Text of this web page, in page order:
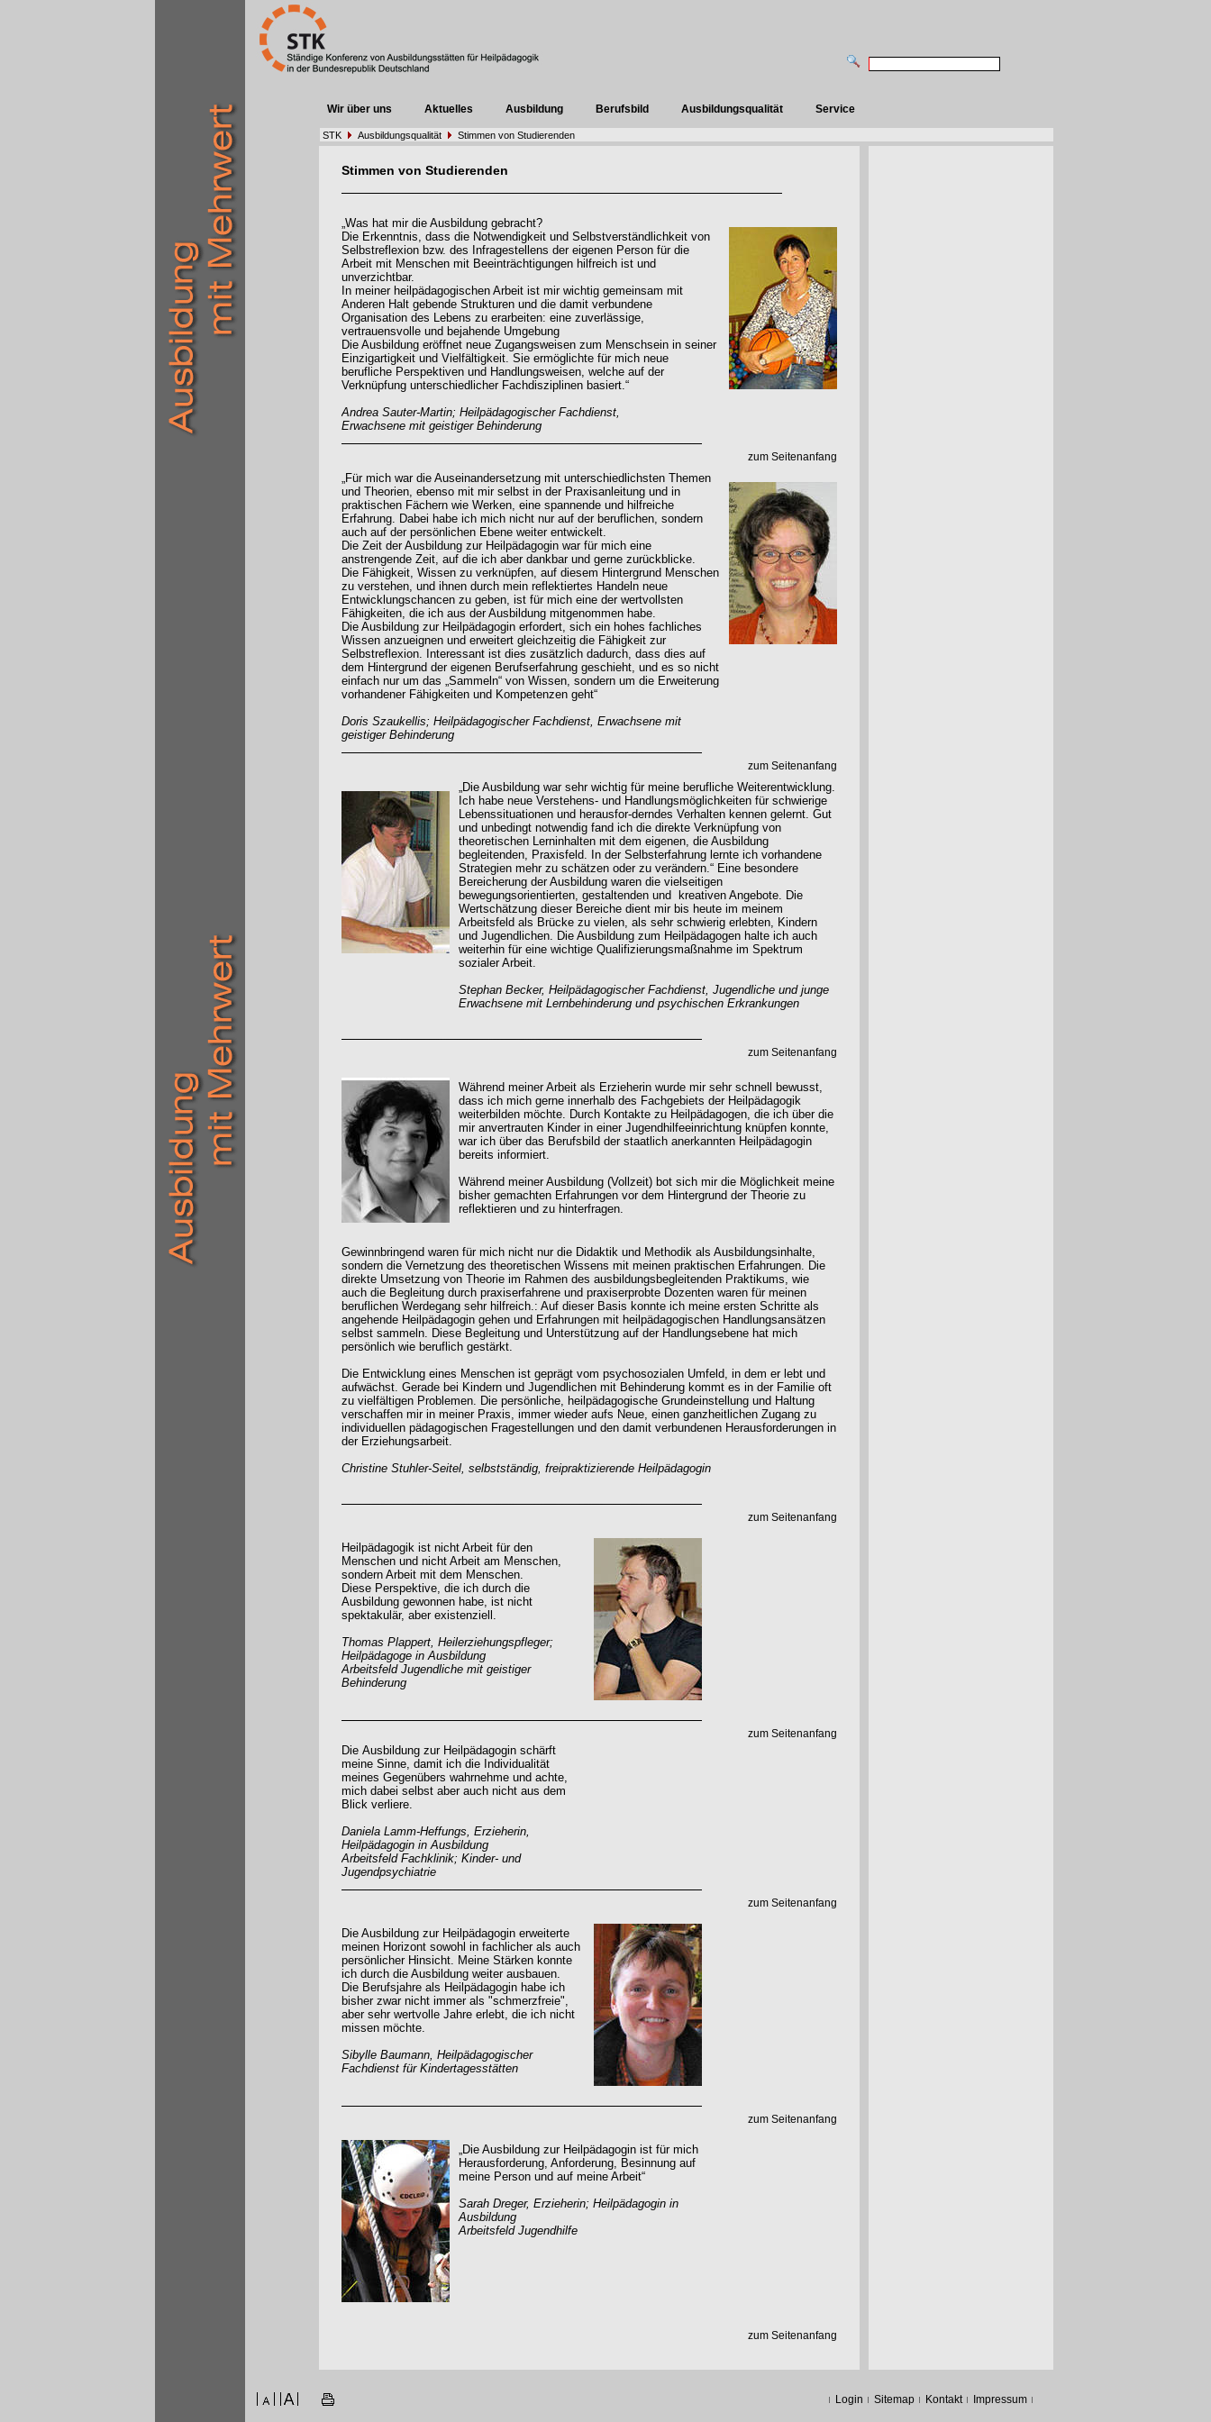
Wir über uns Aktuelles Ausbildung Berufsbild Ausbildungsqualität Service
STK Ausbildungsqualität Stimmen von Studierenden
Stimmen von Studierenden
„Was hat mir die Ausbildung gebracht?
Die Erkenntnis, dass die Notwendigkeit und Selbstverständlichkeit von
Selbstreflexion bzw. des Infragestellens der eigenen Person für die
Arbeit mit Menschen mit Beeinträchtigungen hilfreich ist und
unverzichtbar.
In meiner heilpädagogischen Arbeit ist mir wichtig gemeinsam mit
Anderen Halt gebende Strukturen und die damit verbundene
Organisation des Lebens zu erarbeiten: eine zuverlässige,
vertrauensvolle und bejahende Umgebung
Die Ausbildung eröffnet neue Zugangsweisen zum Menschsein in seiner
Einzigartigkeit und Vielfältigkeit. Sie ermöglichte für mich neue
berufliche Perspektiven und Handlungsweisen, welche auf der
Verknüpfung unterschiedlicher Fachdisziplinen basiert.“
Andrea Sauter-Martin; Heilpädagogischer Fachdienst,
Erwachsene mit geistiger Behinderung
zum Seitenanfang
„Für mich war die Auseinandersetzung mit unterschiedlichsten Themen
und Theorien, ebenso mit mir selbst in der Praxisanleitung und in
praktischen Fächern wie Werken, eine spannende und hilfreiche
Erfahrung. Dabei habe ich mich nicht nur auf der beruflichen, sondern
auch auf der persönlichen Ebene weiter entwickelt.
Die Zeit der Ausbildung zur Heilpädagogin war für mich eine
anstrengende Zeit, auf die ich aber dankbar und gerne zurückblicke.
Die Fähigkeit, Wissen zu verknüpfen, auf diesem Hintergrund Menschen
zu verstehen, und ihnen durch mein reflektiertes Handeln neue
Entwicklungschancen zu geben, ist für mich eine der wertvollsten
Fähigkeiten, die ich aus der Ausbildung mitgenommen habe.
Die Ausbildung zur Heilpädagogin erfordert, sich ein hohes fachliches
Wissen anzueignen und erweitert gleichzeitig die Fähigkeit zur
Selbstreflexion. Interessant ist dies zusätzlich dadurch, dass dies auf
dem Hintergrund der eigenen Berufserfahrung geschieht, und es so nicht
einfach nur um das „Sammeln“ von Wissen, sondern um die Erweiterung
vorhandener Fähigkeiten und Kompetenzen geht“
Doris Szaukellis; Heilpädagogischer Fachdienst, Erwachsene mit
geistiger Behinderung
zum Seitenanfang
„Die Ausbildung war sehr wichtig für meine berufliche Weiterentwicklung.
Ich habe neue Verstehens- und Handlungsmöglichkeiten für schwierige
Lebenssituationen und herausfor-derndes Verhalten kennen gelernt. Gut
und unbedingt notwendig fand ich die direkte Verknüpfung von
theoretischen Lerninhalten mit dem eigenen, die Ausbildung
begleitenden, Praxisfeld. In der Selbsterfahrung lernte ich vorhandene
Strategien mehr zu schätzen oder zu verändern.“ Eine besondere
Bereicherung der Ausbildung waren die vielseitigen
bewegungsorientierten, gestaltenden und kreativen Angebote. Die
Wertschätzung dieser Bereiche dient mir bis heute im meinem
Arbeitsfeld als Brücke zu vielen, als sehr schwierig erlebten, Kindern
und Jugendlichen. Die Ausbildung zum Heilpädagogen halte ich auch
weiterhin für eine wichtige Qualifizierungsmaßnahme im Spektrum
sozialer Arbeit.
Stephan Becker, Heilpädagogischer Fachdienst, Jugendliche und junge
Erwachsene mit Lernbehinderung und psychischen Erkrankungen
zum Seitenanfang
Während meiner Arbeit als Erzieherin wurde mir sehr schnell bewusst,
dass ich mich gerne innerhalb des Fachgebiets der Heilpädagogik
weiterbilden möchte. Durch Kontakte zu Heilpädagogen, die ich über die
mir anvertrauten Kinder in einer Jugendhilfeeinrichtung knüpfen konnte,
war ich über das Berufsbild der staatlich anerkannten Heilpädagogin
bereits informiert.
Während meiner Ausbildung (Vollzeit) bot sich mir die Möglichkeit meine
bisher gemachten Erfahrungen vor dem Hintergrund der Theorie zu
reflektieren und zu hinterfragen.
Gewinnbringend waren für mich nicht nur die Didaktik und Methodik als Ausbildungsinhalte,
sondern die Vernetzung des theoretischen Wissens mit meinen praktischen Erfahrungen. Die
direkte Umsetzung von Theorie im Rahmen des ausbildungsbegleitenden Praktikums, wie
auch die Begleitung durch praxiserfahrene und praxiserprobte Dozenten waren für meinen
beruflichen Werdegang sehr hilfreich.: Auf dieser Basis konnte ich meine ersten Schritte als
angehende Heilpädagogin gehen und Erfahrungen mit heilpädagogischen Handlungsansätzen
selbst sammeln. Diese Begleitung und Unterstützung auf der Handlungsebene hat mich
persönlich wie beruflich gestärkt.
Die Entwicklung eines Menschen ist geprägt vom psychosozialen Umfeld, in dem er lebt und
aufwächst. Gerade bei Kindern und Jugendlichen mit Behinderung kommt es in der Familie oft
zu vielfältigen Problemen. Die persönliche, heilpädagogische Grundeinstellung und Haltung
verschaffen mir in meiner Praxis, immer wieder aufs Neue, einen ganzheitlichen Zugang zu
individuellen pädagogischen Fragestellungen und den damit verbundenen Herausforderungen in
der Erziehungsarbeit.
Christine Stuhler-Seitel, selbstständig, freipraktizierende Heilpädagogin
zum Seitenanfang
Heilpädagogik ist nicht Arbeit für den
Menschen und nicht Arbeit am Menschen,
sondern Arbeit mit dem Menschen.
Diese Perspektive, die ich durch die
Ausbildung gewonnen habe, ist nicht
spektakulär, aber existenziell.
Thomas Plappert, Heilerziehungspfleger;
Heilpädagoge in Ausbildung
Arbeitsfeld Jugendliche mit geistiger
Behinderung
zum Seitenanfang
Die Ausbildung zur Heilpädagogin schärft
meine Sinne, damit ich die Individualität
meines Gegenübers wahrnehme und achte,
mich dabei selbst aber auch nicht aus dem
Blick verliere.
Daniela Lamm-Heffungs, Erzieherin,
Heilpädagogin in Ausbildung
Arbeitsfeld Fachklinik; Kinder- und
Jugendpsychiatrie
zum Seitenanfang
Die Ausbildung zur Heilpädagogin erweiterte
meinen Horizont sowohl in fachlicher als auch
persönlicher Hinsicht. Meine Stärken konnte
ich durch die Ausbildung weiter ausbauen.
Die Berufsjahre als Heilpädagogin habe ich
bisher zwar nicht immer als "schmerzfreie",
aber sehr wertvolle Jahre erlebt, die ich nicht
missen möchte.
Sibylle Baumann, Heilpädagogischer
Fachdienst für Kindertagesstätten
zum Seitenanfang
„Die Ausbildung zur Heilpädagogin ist für mich
Herausforderung, Anforderung, Besinnung auf
meine Person und auf meine Arbeit“
Sarah Dreger, Erzieherin; Heilpädagogin in
Ausbildung
Arbeitsfeld Jugendhilfe
zum Seitenanfang
Login Sitemap Kontakt Impressum